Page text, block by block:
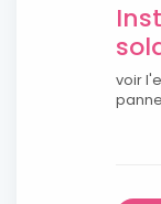
voir